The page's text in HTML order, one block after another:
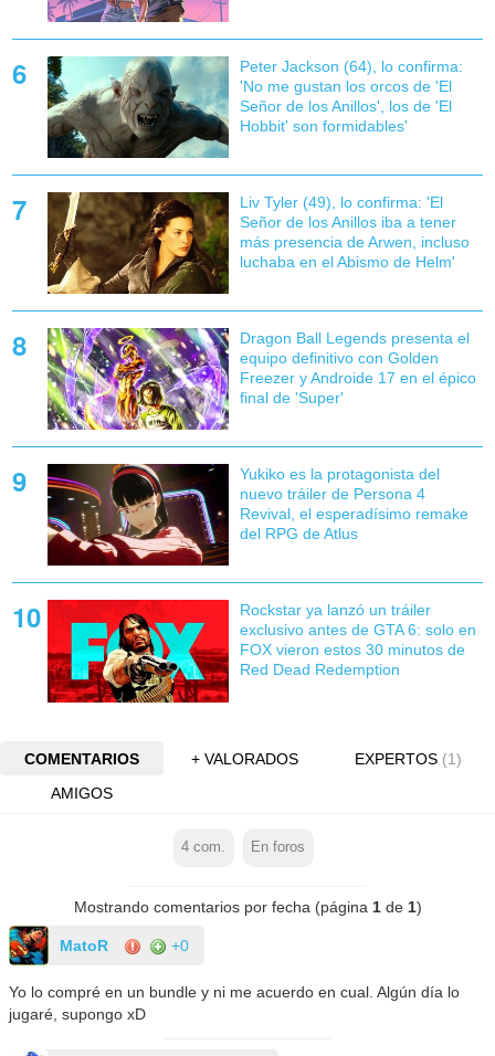
Peter Jackson (64), lo confirma:
'No me gustan los orcos de 'El
Señor de los Anillos', los de 'El
Hobbit' son formidables'
Liv Tyler (49), lo confirma: 'El
Señor de los Anillos iba a tener
más presencia de Arwen, incluso
luchaba en el Abismo de Helm'
Dragon Ball Legends presenta el
equipo definitivo con Golden
Freezer y Androide 17 en el épico
final de 'Super'
Yukiko es la protagonista del
nuevo tráiler de Persona 4
Revival, el esperadísimo remake
del RPG de Atlus
Rockstar ya lanzó un tráiler
exclusivo antes de GTA 6: solo en
FOX vieron estos 30 minutos de
Red Dead Redemption
COMENTARIOS + VALORADOS EXPERTOS (1)
AMIGOS
4 com. En foros
Mostrando comentarios por fecha (página 1de 1)
MatoR +0
Yo lo compré en un bundle y ni me acuerdo en cual. Algún día lo
jugaré, supongo xD